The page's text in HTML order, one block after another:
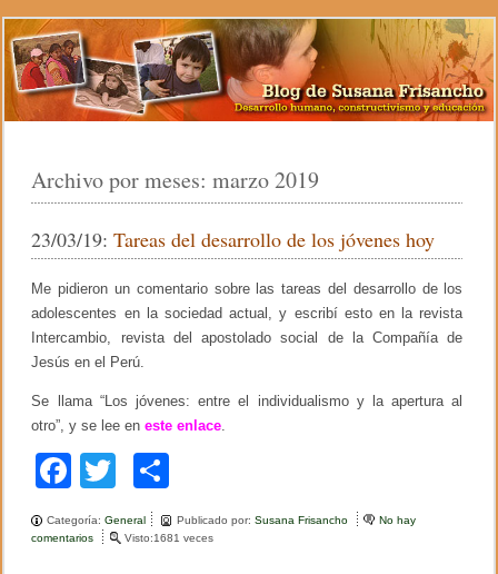
Archivo por meses:marzo 2019
23/03/19:Tareas del desarrollo de los jóvenes hoy
Me pidieron un comentario sobre las tareas del desarrollo de los
adolescentes en la sociedad actual, y escribí esto en la revista
Intercambio, revista del apostolado social de la Compañía de
Jesús en el Perú.
Se llama “Los jóvenes: entre el individualismo y la apertura al
otro”, y se lee eneste enlace
F
a
c
wi
tt
o
m
Categoría:General Publicado por:Susana Frisancho
No hay
comentarios
Visto:1681 veces